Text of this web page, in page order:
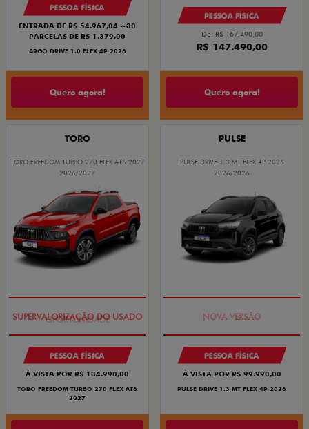
PESSOA FÍSICA
ENTRADA DE R$ 54.967,04 +30
PARCELAS DE R$ 1.379,00
ARGO DRIVE 1.0 FLEX 4P 2026
Quero agora!
PESSOA FÍSICA
De: R$ 167.490,00
R$ 147.490,00
Quero agora!
TORO
TORO FREEDOM TURBO 270 FLEX AT6 2027
2026/2027
PESSOA FÍSICA
À VISTA POR R$ 134.990,00
TORO FREEDOM TURBO 270 FLEX AT6
2027
PULSE
PULSE DRIVE 1.3 MT FLEX 4P 2026
2026/2026
PESSOA FÍSICA
À VISTA POR R$ 99.990,00
PULSE DRIVE 1.3 MT FLEX 4P 2026